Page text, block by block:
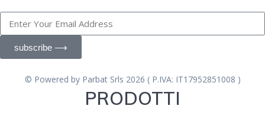
subscribe ⟶
© Powered by Parbat Srls 2026 ( P.IVA: IT17952851008 )
PRODOTTI